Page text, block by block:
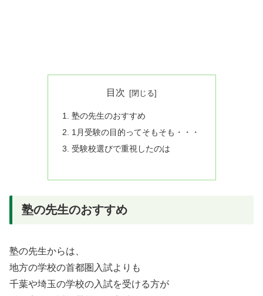
目次
塾の先生のおすすめ
1月受験の目的ってそもそも・・・
受験校選びで重視したのは
塾の先生のおすすめ
塾の先生からは、
地方の学校の首都圏入試よりも
千葉や埼玉の学校の入試を受ける方が